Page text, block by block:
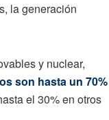
la generación
y nuclear,
son hasta un 70%
el 30% en otros